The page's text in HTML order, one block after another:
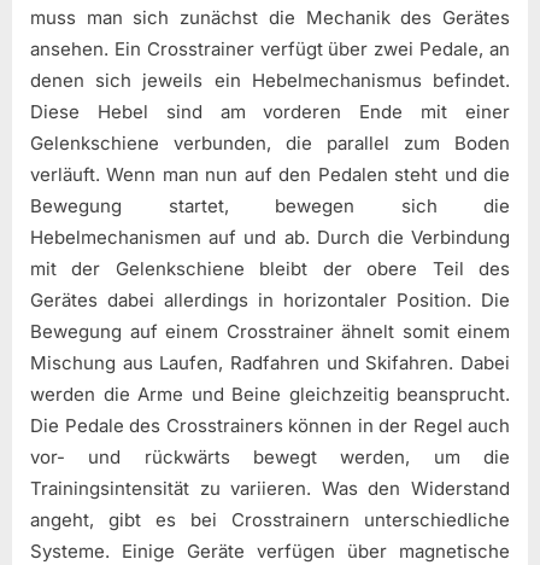
muss man sich zunächst die Mechanik des Gerätes
ansehen. Ein Crosstrainer verfügt über zwei Pedale, an
denen sich jeweils ein Hebelmechanismus befindet.
Diese Hebel sind am vorderen Ende mit einer
Gelenkschiene verbunden, die parallel zum Boden
verläuft. Wenn man nun auf den Pedalen steht und die
Bewegung startet, bewegen sich die
Hebelmechanismen auf und ab. Durch die Verbindung
mit der Gelenkschiene bleibt der obere Teil des
Gerätes dabei allerdings in horizontaler Position. Die
Bewegung auf einem Crosstrainer ähnelt somit einem
Mischung aus Laufen, Radfahren und Skifahren. Dabei
werden die Arme und Beine gleichzeitig beansprucht.
Die Pedale des Crosstrainers können in der Regel auch
vor- und rückwärts bewegt werden, um die
Trainingsintensität zu variieren. Was den Widerstand
angeht, gibt es bei Crosstrainern unterschiedliche
Systeme. Einige Geräte verfügen über magnetische